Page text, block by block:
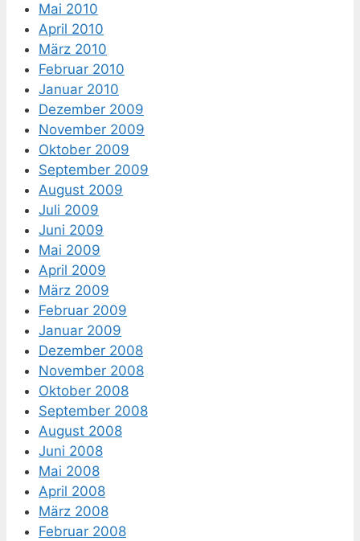
Mai 2010
April 2010
März 2010
Februar 2010
Januar 2010
Dezember 2009
November 2009
Oktober 2009
September 2009
August 2009
Juli 2009
Juni 2009
Mai 2009
April 2009
März 2009
Februar 2009
Januar 2009
Dezember 2008
November 2008
Oktober 2008
September 2008
August 2008
Juni 2008
Mai 2008
April 2008
März 2008
Februar 2008